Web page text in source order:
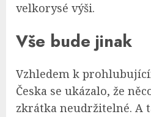
velkorysé výši.
Vše bude jinak
Vzhledem k
Česka se ukázalo, že
zkrátka neudržitelné. A